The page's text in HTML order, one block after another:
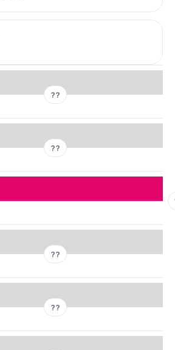
??
??
??
??